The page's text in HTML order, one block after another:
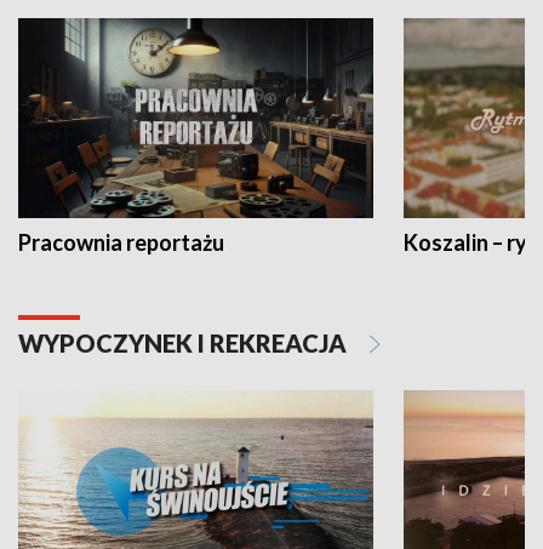
Pracownia reportażu Koszalin –
WYPOCZYNEK I REKREACJA